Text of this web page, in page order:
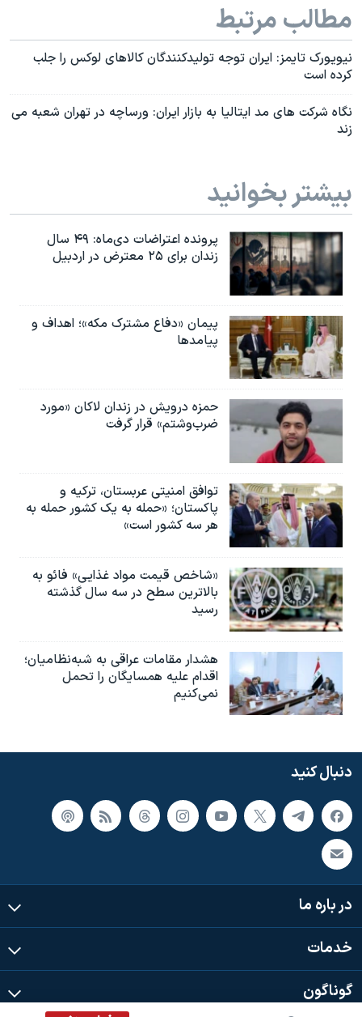
مطالب مرتبط
نیویورک تایمز: ایران توجه تولیدکنندگان کالاهای لوکس را جلب
کرده است
نگاه شرکت های مد ایتالیا به بازار ایران: ورساچه در تهران شعبه می
زند
بیشتر بخوانید
پرونده اعتراضات دی‌ماه: ۴۹ سال
زندان برای ۲۵ معترض در اردبیل
پیمان «دفاع مشترک مکه»؛ اهداف و
پیامدها
حمزه درویش در زندان لاکان «مورد
ضرب‌وشتم» قرار گرفت
توافق امنیتی عربستان، ترکیه و
پاکستان؛ «حمله به یک کشور حمله به
هر سه کشور است»
«شاخص قیمت مواد غذایی» فائو به
بالاترین سطح در سه سال گذشته
رسید
هشدار مقامات عراقی به شبه‌نظامیان؛
اقدام علیه همسایگان را تحمل
نمی‌کنیم
دنبال کنید
در باره ما
خدمات
گوناگون